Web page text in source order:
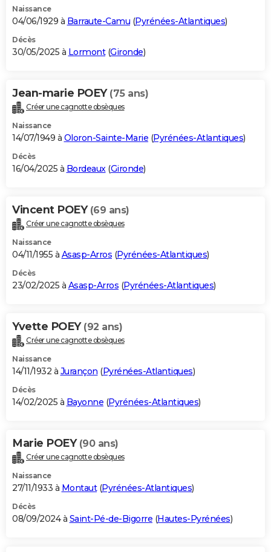
Naissance
04/06/1929 à Barraute-Camu (Pyrénées-Atlantiques)
Décès
30/05/2025 à Lormont(Gironde)
Jean-marie POEY (75 ans)
Créer une cagnotte obsèques
Naissance
14/07/1949 à Oloron-Sainte-Marie (Pyrénées-Atlantiques)
Décès
16/04/2025 à Bordeaux(Gironde)
Vincent POEY (69 ans)
Créer une cagnotte obsèques
Naissance
04/11/1955 à Asasp-Arros (Pyrénées-Atlantiques)
Décès
23/02/2025 à Asasp-Arros (Pyrénées-Atlantiques)
Yvette POEY (92 ans)
Créer une cagnotte obsèques
Naissance
14/11/1932 à Jurançon (Pyrénées-Atlantiques)
Décès
14/02/2025 à Bayonne (Pyrénées-Atlantiques)
Marie POEY (90 ans)
Créer une cagnotte obsèques
Naissance
27/11/1933 à Montaut(Pyrénées-Atlantiques)
Décès
08/09/2024 à Saint-Pé-de-Bigorre (Hautes-Pyrénées)